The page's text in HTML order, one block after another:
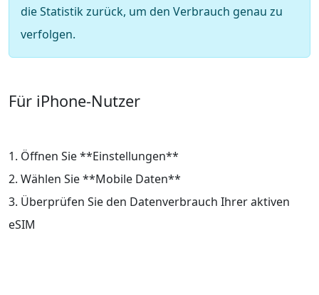
die Statistik zurück, um den Verbrauch genau zu
verfolgen.
Für iPhone-Nutzer
1. Öffnen Sie **Einstellungen**
2. Wählen Sie **Mobile Daten**
3. Überprüfen Sie den Datenverbrauch Ihrer aktiven
eSIM